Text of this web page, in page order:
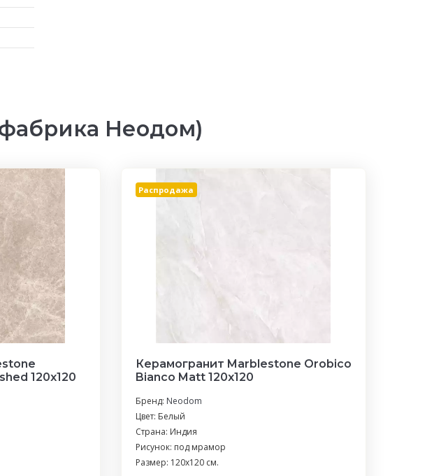
Неодом)
120x120
Распродажа
Керамогранит Marblestone Orobico
Bianco Matt 120x120
Бренд: Neodom
Цвет: Белый
Страна: Индия
Рисунок: под мрамор
Размер: 120x120 см.